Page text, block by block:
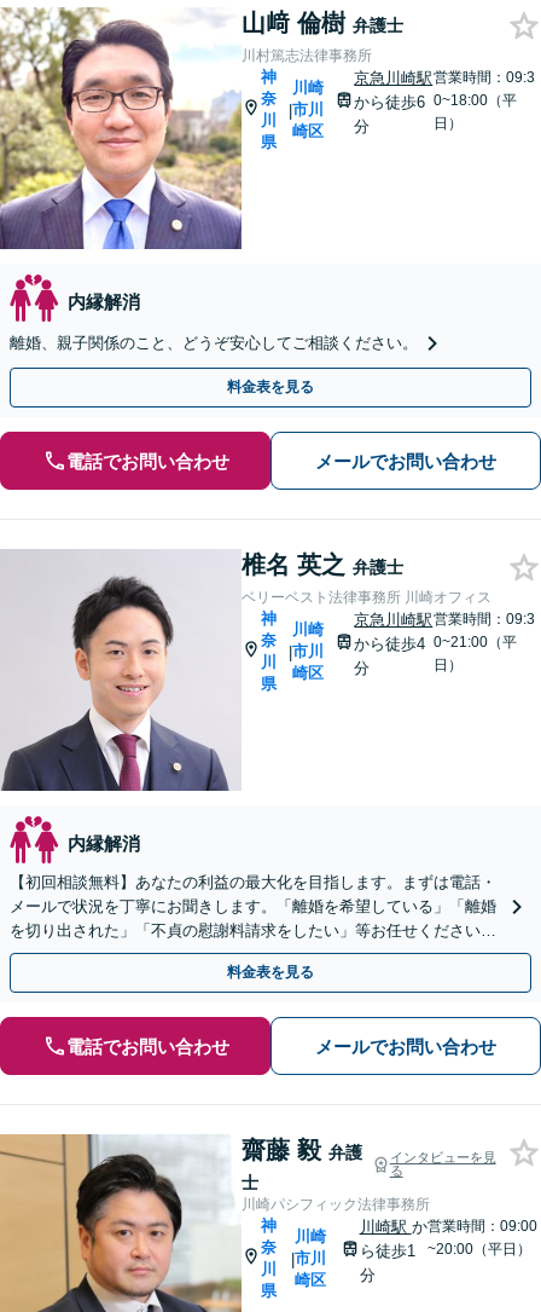
山﨑 倫樹 弁護士
川村篤志法律事務所
神
奈
川
県
|
川崎
市川
崎区
京急川崎駅
から徒歩6
分
営業時間：09:3
0~18:00（平
日）
内縁解消
離婚、親子関係のこと、どうぞ安心してご相談ください。
料金表を見る
電話でお問い合わせ メールでお問い合わせ
椎名 英之 弁護士
ベリーベスト法律事務所 川崎オフィス
神
奈
川
県
|
川崎
市川
崎区
京急川崎駅
から徒歩4
分
営業時間：09:3
0~21:00（平
日）
内縁解消
【初回相談無料】あなたの利益の最大化を目指します。まずは電話・
メールで状況を丁寧にお聞きします。「離婚を希望している」「離婚
を切り出された」「不貞の慰謝料請求をしたい」等お任せください。
【リーズナブルな料金設定】
料金表を見る
電話でお問い合わせ メールでお問い合わせ
齋藤 毅 弁護
士
インタビューを見
る
川崎パシフィック法律事務所
神
奈
川
県
|
川崎
市川
崎区
川崎駅 か
ら徒歩1
分
営業時間：09:00
~20:00（平日）